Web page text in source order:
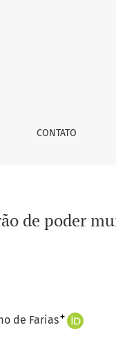
da
CONTATO
de poder
de Farias+